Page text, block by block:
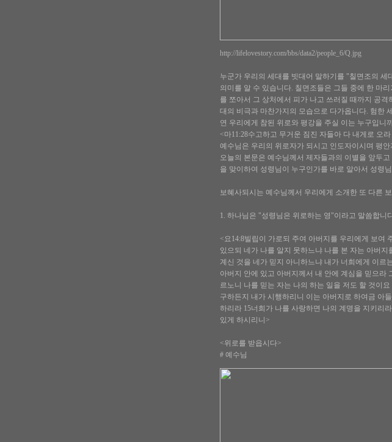
http://lifelovestory.com/bbs/data2/people_6/Q.jpg
누군가 우리의 세대를 빗대어 말하기를 "칠면조의
의미를 알 수 있습니다. 칠면조들은 그들 중에 한 마
를 쪼아서 그 상처에서 피가 나고 쓰러질 때까지 공
대의 비극과 마찬가지의 모습으로 다가옵니다. 험한
연 우리에게 참된 위로와 평강을 주실 이는 누구입니
<마11:28수고하고 무거운 짐진 자들아 다 내게로 오
예수님은 우리의 위로자가 되시고 인도자이시며 평
오늘의 본문은 예수님께서 제자들과의 이별을 앞두
을 맞이하여 성령님이 누구인가를 바로 알아서 성령
보혜사되시는 예수님께서 우리에게 소개한 또 다른
1. 하나님은 "성령님은 위로하는 영"이라고 말씀합니
<요14:8빌립이 가로되 주여 아버지를 우리에게 보여
있으되 네가 나를 알지 못하느냐 나를 본 자는 아버
계신 것을 네가 믿지 아니하느냐 내가 너희에게 이르
아버지 안에 있고 아버지께서 내 안에 계심을 믿으라
르노니 나를 믿는 자는 나의 하는 일을 저도 할 것이
구하든지 내가 시행하리니 이는 아버지로 하여금 아
하리라 15너희가 나를 사랑하면 나의 계명을 지키리
있게 하시리니>
<위로를 받읍시다>
# 예수님